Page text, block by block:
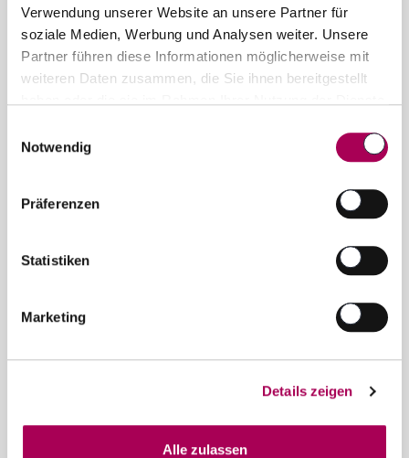
Verwendung unserer Website an unsere Partner für
soziale Medien, Werbung und Analysen weiter. Unsere
Partner führen diese Informationen möglicherweise mit
weiteren Daten zusammen, die Sie ihnen bereitgestellt
Notwendig
Präferenzen
Statistiken
Marketing
Details zeigen
Alle zulassen
Kontaktformular
Newsletter
Jetzt anmelden
Welt der Weine
Jetzt entdecken und profitieren!
Empfehlungen